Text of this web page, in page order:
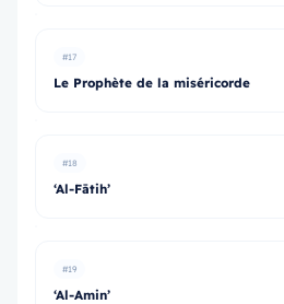
#17
Le Prophète de la miséricorde
#18
‘Al-Fātih’
#19
‘Al-Amin’